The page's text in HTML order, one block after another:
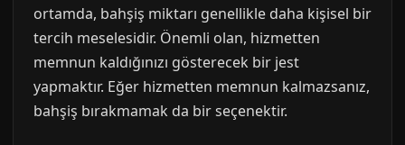
ortamda, bahşiş miktarı genellikle daha kişisel bir
tercih meselesidir. Önemli olan, hizmetten
memnun kaldığınızı gösterecek bir jest
yapmaktır. Eğer hizmetten memnun kalmazsanız,
bahşiş bırakmamak da bir seçenektir.